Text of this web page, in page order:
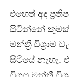
එහෙත් අද
සිටින්නේ
මන්ත්‍රී විශ්‍රාම
සිටියේ නැහැ.
විගස මන්ත්‍රී